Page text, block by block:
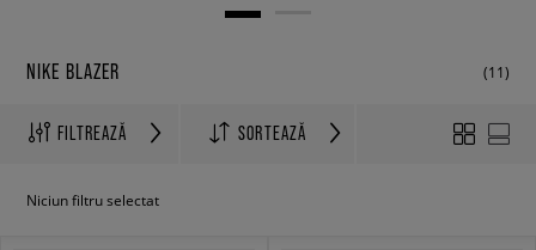
NIKE BLAZER (11)
FILTREAZĂ SORTEAZĂ
Niciun filtru selectat